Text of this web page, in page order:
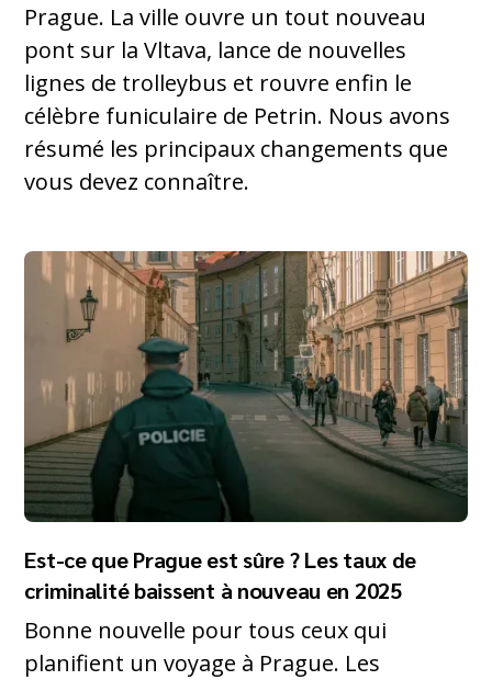
Prague. La ville ouvre un tout nouveau
pont sur la Vltava, lance de nouvelles
lignes de trolleybus et rouvre enfin le
célèbre funiculaire de Petrin. Nous avons
résumé les principaux changements que
vous devez connaître.
Est-ce que Prague est sûre ? Les taux de
criminalité baissent à nouveau en 2025
Bonne nouvelle pour tous ceux qui
planifient un voyage à Prague. Les